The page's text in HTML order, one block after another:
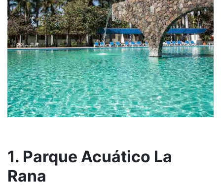
1. Parque Acuático La
Rana